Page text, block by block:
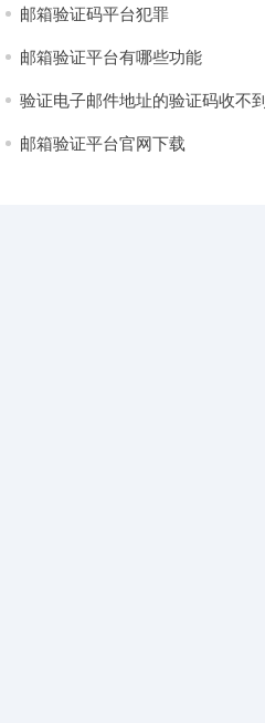
邮箱验证码平台犯罪
邮箱验证平台有哪些功能
验证电子邮件地址的验证码收不到
邮箱验证平台官网下载